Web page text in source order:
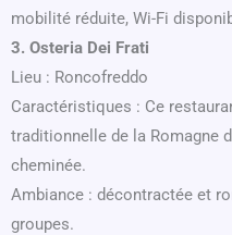
mobilité réduite, Wi-Fi
3. Osteria Dei Frati
Lieu : Roncofreddo
Caractéristiques : Ce
traditionnelle de la Romagne
cheminée.
Ambiance : décontractée et
groupes.